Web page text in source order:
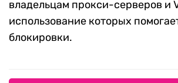
владельцам прокси-серверов и
использование которых
блокировки.